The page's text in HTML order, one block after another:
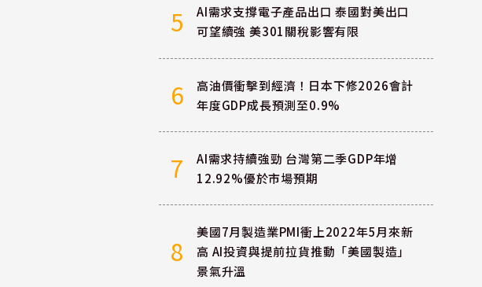
5
AI需求支撐電子產品出口 泰國對美出口
可望續強 美301關稅影響有限
6
高油價衝擊到經濟！日本下修2026會計
年度GDP成長預測至0.9%
7
AI需求持續強勁 台灣第二季GDP年增
12.92%優於市場預期
8
美國7月製造業PMI衝上2022年5月來新
高 AI投資與提前拉貨推動「美國製造」
景氣升溫